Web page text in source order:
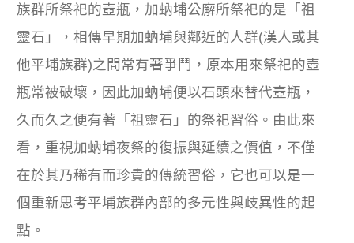
族群所祭祀的壺瓶，加蚋埔公廨所祭祀的是「祖
靈石」，相傳早期加蚋埔與鄰近的人群(漢人或其
他平埔族群)之間常有著爭鬥，原本用來祭祀的壺
瓶常被破壞，因此加蚋埔便以石頭來替代壺瓶，
久而久之便有著「祖靈石」的祭祀習俗。由此來
看，重視加蚋埔夜祭的復振與延續之價值，不僅
在於其乃稀有而珍貴的傳統習俗，它也可以是一
個重新思考平埔族群內部的多元性與歧異性的起
點。